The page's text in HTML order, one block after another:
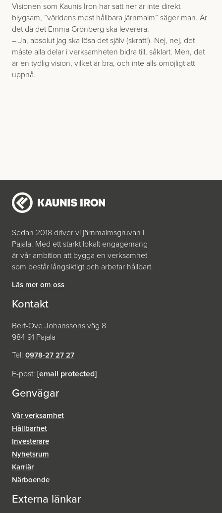
Visionen som Kaunis Iron har satt ner är inte direkt
blygsam, ”världens mest hållbara järnmalm” säger man. Är
det då det Emma Grönberg ska leverera:
– Ja, absolut jag ska lösa det själv (skratt!). Nej, nej, det
måste alla delar i verksamheten bidra till, såklart. Men, det
är en tydlig vision, vilket är bra, och inte alls omöjligt att
uppnå.
Sedan 2018 driver vi järnmalmsgruvan i
Pajala. Med ett starkt lokalt engagemang
är vår ambition att bygga en verksamhet
som består långsiktigt och arbetar hållbart.
Läs mer om oss
Kontakt
Bert-Ove Johanssons väg 8
984 91 Pajala
Tel: 0978-27 27 27
E-post: [email protected]
Genvägar
Vår verksamhet
Hållbarhet
Investerare
Nyhetsrum
Karriär
Närboende
Externa länkar